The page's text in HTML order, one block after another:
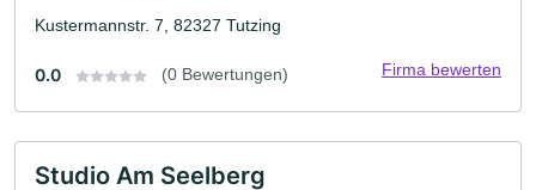
Kustermannstr. 7, 82327 Tutzing
0.0 (0 Bewertungen) Firma bewerten
Studio Am Seelberg